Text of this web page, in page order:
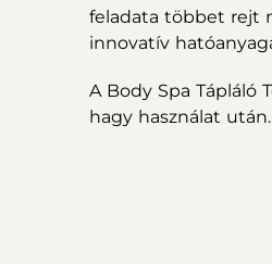
feladata többet rejt
innovatív
A Body Spa Tápláló
hagy használat